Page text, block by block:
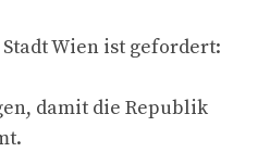
Wien ist gefordert:
damit die Republik